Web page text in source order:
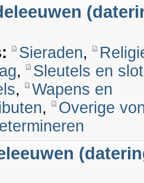
Sieraden,
,
Sleutels en
,
Wapens en
,
Overige